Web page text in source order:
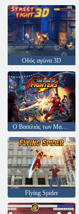
Οδός αγώνα 3D
Ο Βασιλιάς των Μαχητών
Flying Spider